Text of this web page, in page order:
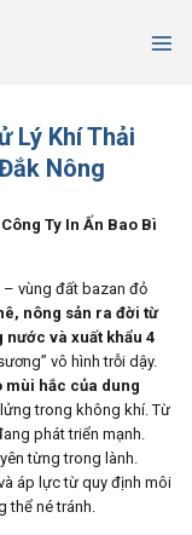
Lý Khí Thải
Nông
Ty In Ấn Bao Bì
vùng đất bazan đỏ
nông sản ra đời từ
và xuất khẩu 4
vô hình trỗi dậy.
mùi hắc của dung
trong không khí. Từ
phát triển mạnh.
từng trong lành.
áp lực từ quy định môi
thể né tránh.